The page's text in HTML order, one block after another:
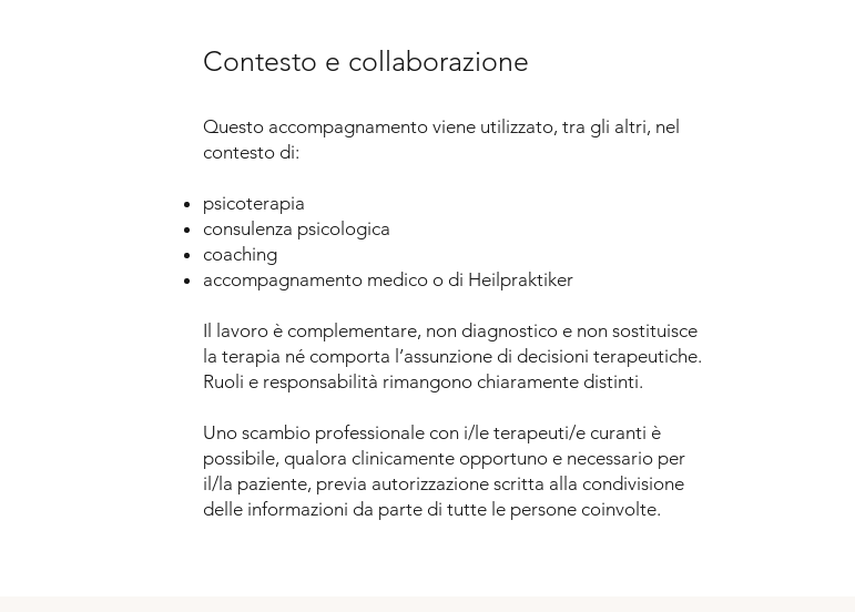
Contesto e collaborazione
Questo accompagnamento viene utilizzato, tra gli altri, nel
contesto di:
psicoterapia
consulenza psicologica
coaching
accompagnamento medico o di Heilpraktiker
Il lavoro è complementare, non diagnostico e non sostituisce
la terapia né comporta l’assunzione di decisioni terapeutiche.
Ruoli e responsabilità rimangono chiaramente distinti.
Uno scambio professionale con i/le terapeuti/e curanti è
possibile, qualora clinicamente opportuno e necessario per
il/la paziente, previa autorizzazione scritta alla condivisione
delle informazioni da parte di tutte le persone coinvolte.